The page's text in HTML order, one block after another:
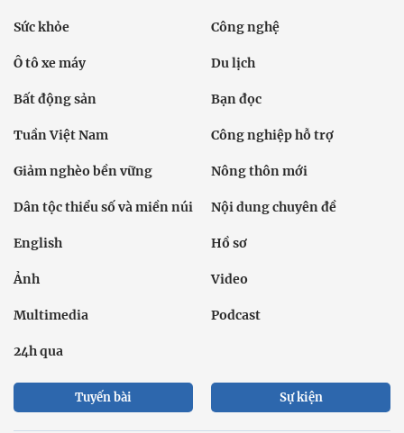
Sức khỏe Công nghệ
Ô tô xe máy Du lịch
Bất động sản Bạn đọc
Tuần Việt Nam Công nghiệp hỗ trợ
Giảm nghèo bền vững Nông thôn mới
Dân tộc thiểu số và miền núi Nội dung chuyên đề
English Hồ sơ
Ảnh Video
Multimedia Podcast
24h qua
Tuyến bài Sự kiện